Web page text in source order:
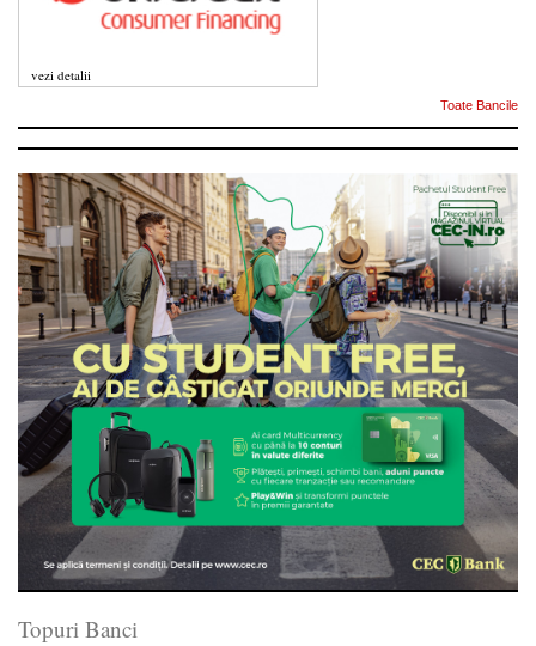
vezi detalii
Toate Bancile
Topuri Banci